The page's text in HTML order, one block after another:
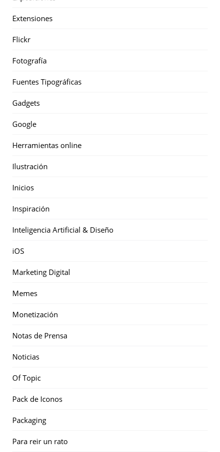
Extensiones
Flickr
Fotografía
Fuentes Tipográficas
Gadgets
Google
Herramientas online
Ilustración
Inicios
Inspiración
Inteligencia Artificial & Diseño
iOS
Marketing Digital
Memes
Monetización
Notas de Prensa
Noticias
Of Topic
Pack de Iconos
Packaging
Para reir un rato